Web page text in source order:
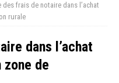
des frais de notaire dans l’achat
rurale
dans l’achat
zone de